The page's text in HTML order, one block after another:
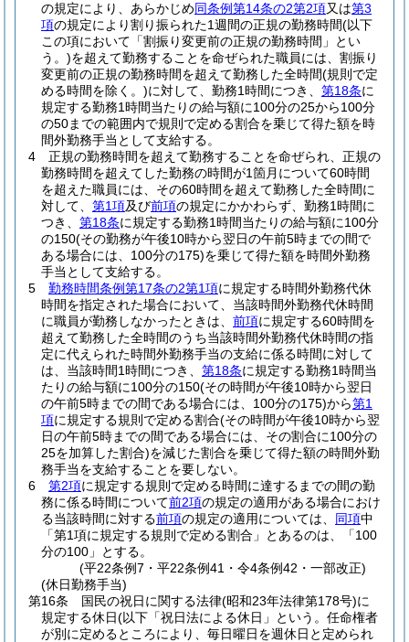
の規定により、あらかじめ同条例第14条の2第2項又は第3
項の規定により割り振られた1週間の正規の勤務時間(以下
この項において「割振り変更前の正規の勤務時間」とい
う。)を超えて勤務することを命ぜられた職員には、割振り
変更前の正規の勤務時間を超えて勤務した全時間(規則で定
める時間を除く。)に対して、勤務1時間につき、 第18条に
規定する勤務1時間当たりの給与額に100分の25から100分
の50までの範囲内で規則で定める割合を乗じて得た額を時
間外勤務手当として支給する。
4
正規の勤務時間を超えて勤務することを命ぜられ、正規の
勤務時間を超えてした勤務の時間が1箇月について60時間
を超えた職員には、その60時間を超えて勤務した全時間に
対して、 第1項及び前項の規定にかかわらず、勤務1時間に
つき、 第18条に規定する勤務1時間当たりの給与額に100分
の150(その勤務が午後10時から翌日の午前5時までの間で
ある場合には、100分の175)を乗じて得た額を時間外勤務
手当として支給する。
5
勤務時間条例第17条の2第1項に規定する時間外勤務代休
時間を指定された場合において、当該時間外勤務代休時間
に職員が勤務しなかったときは、 前項に規定する60時間を
超えて勤務した全時間のうち当該時間外勤務代休時間の指
定に代えられた時間外勤務手当の支給に係る時間に対して
は、当該時間1時間につき、 第18条に規定する勤務1時間当
たりの給与額に100分の150(その時間が午後10時から翌日
の午前5時までの間である場合には、100分の175)から第1
項に規定する規則で定める割合(その時間が午後10時から翌
日の午前5時までの間である場合には、その割合に100分の
25を加算した割合)を減じた割合を乗じて得た額の時間外勤
務手当を支給することを要しない。
6
第2項に規定する規則で定める時間に達するまでの間の勤
務に係る時間について前2項の規定の適用がある場合におけ
る当該時間に対する前項の規定の適用については、 同項中
「第1項に規定する規則で定める割合」とあるのは、「100
分の100」とする。
(平22条例7・平22条例41・令4条例42・一部改正)
(休日勤務手当)
第16条
国民の祝日に関する法律(昭和23年法律第178号)に
規定する休日(以下「祝日法による休日」という。任命権者
が別に定めるところにより、毎日曜日を週休日と定められ